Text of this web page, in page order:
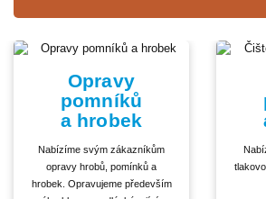
Opravy
pomníků
a hrobek
Nabízíme svým zákazníkům
opravy hrobů, pomínků a
hrobek. Opravujeme především